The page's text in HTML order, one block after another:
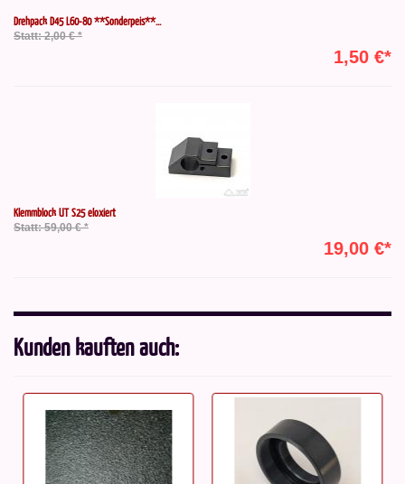
Drehpack D45 L60-80 **Sonderpeis**...
Statt: 2,00 € *
1,50 €*
Klemmblock UT S25 eloxiert
Statt: 59,00 € *
19,00 €*
Kunden kauften auch: